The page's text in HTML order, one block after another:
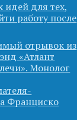
идей для тех,
работу после
отрывок из
«Атлант
Монолог
Франциско